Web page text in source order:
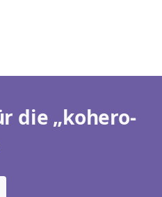
die „kohero-